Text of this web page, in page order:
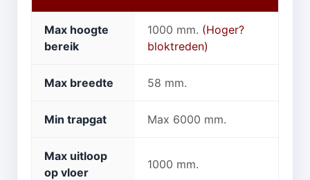
Max hoogte
bereik
1000 mm. (Hoger?
bloktreden)
Max breedte 58 mm.
Min trapgat Max 6000 mm.
Max uitloop
op vloer
1000 mm.